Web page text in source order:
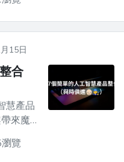
)下
15日
合
覽